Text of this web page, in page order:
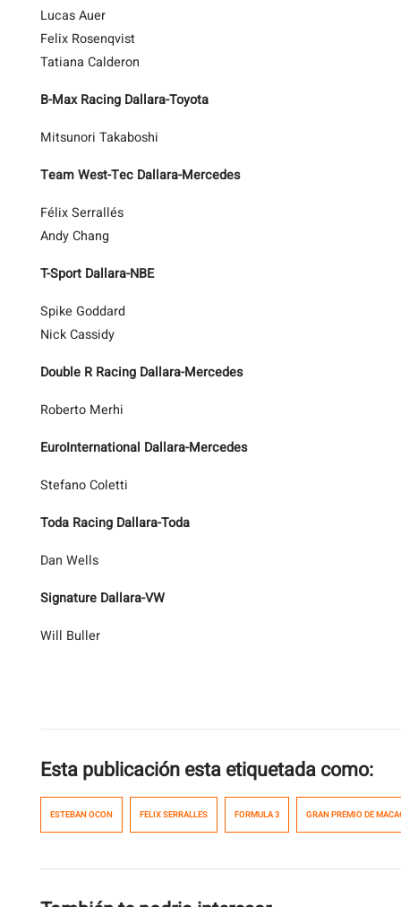
Lucas Auer
Felix Rosenqvist
Tatiana Calderon
B-Max Racing Dallara-Toyota
Mitsunori Takaboshi
Team West-Tec Dallara-Mercedes
Félix Serrallés
Andy Chang
T-Sport Dallara-NBE
Spike Goddard
Nick Cassidy
Double R Racing Dallara-Mercedes
Roberto Merhi
EuroInternational Dallara-Mercedes
Stefano Coletti
Toda Racing Dallara-Toda
Dan Wells
Signature Dallara-VW
Will Buller
Esta publicación esta etiquetada como:
ESTEBAN OCON FELIX SERRALLES FORMULA 3 GRAN PREMIO DE